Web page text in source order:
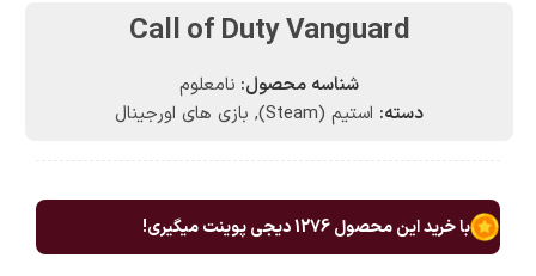
Call of Duty Vanguard
شناسه محصول: نامعلوم
دسته: استیم (Steam) , بازی های اورجینال
با خرید این محصول1276دیجی پوینت میگیری!